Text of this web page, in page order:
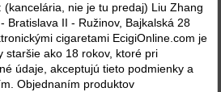
(kancelária, nie je tu predaj) Liu Zhang
Bratislava II - Ružinov, Bajkalská 28
cigaretami EcigiOnline.com je
staršie ako 18 rokov, ktoré pri
údaje, akceptujú tieto podmienky a
Objednaním produktov